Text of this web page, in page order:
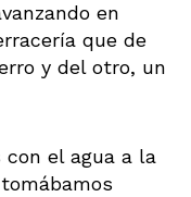
en
que de
y del otro, un
con el agua a la